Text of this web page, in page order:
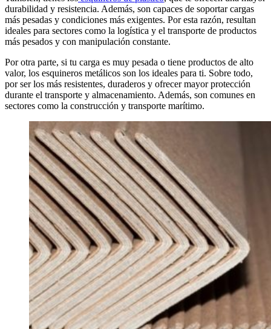
durabilidad y resistencia. Además, son capaces de soportar cargas
más pesadas y condiciones más exigentes. Por esta razón, resultan
ideales para sectores como la logística y el transporte de productos
más pesados y con manipulación constante.
Por otra parte, si tu carga es muy pesada o tiene productos de alto
valor, los esquineros metálicos son los ideales para ti. Sobre todo,
por ser los más resistentes, duraderos y ofrecer mayor protección
durante el transporte y almacenamiento. Además, son comunes en
sectores como la construcción y transporte marítimo.